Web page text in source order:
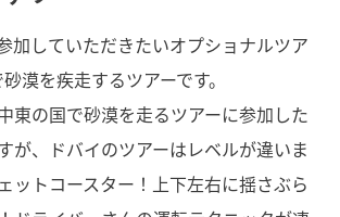
加していただきたいオプショナルツア
漠を疾走するツアーです。
東の国で砂漠を走るツアーに参加した
が、ドバイのツアーはレベルが違いま
ットコースター！上下左右に揺さぶら